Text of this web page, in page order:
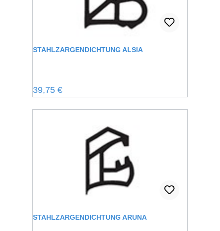
STAHLZARGENDICHTUNG ALSIA
Regulärer Preis:
39,75 €
STAHLZARGENDICHTUNG ARUNA